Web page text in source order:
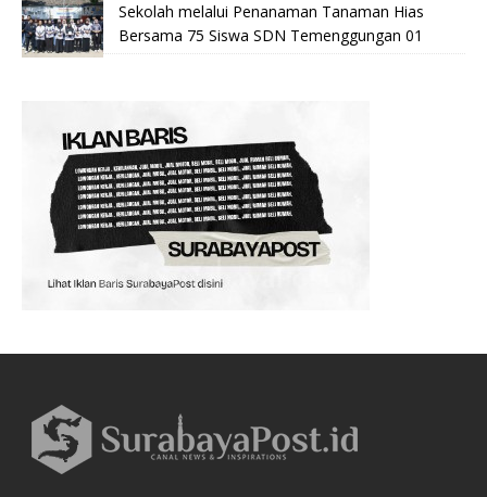
Sekolah melalui Penanaman Tanaman Hias
Bersama 75 Siswa SDN Temenggungan 01